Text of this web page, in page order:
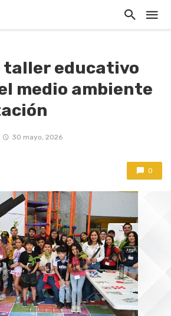
taller educativo
medio ambiente
30 mayo, 2026
0